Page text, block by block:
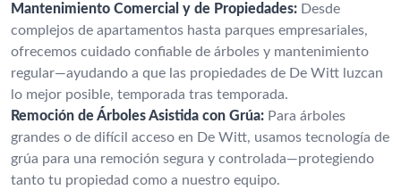
Mantenimiento Comercial y de Propiedades: Desde
complejos de apartamentos hasta parques empresariales,
ofrecemos cuidado confiable de árboles y mantenimiento
regular—ayudando a que las propiedades de De Witt luzcan
lo mejor posible, temporada tras temporada.
Remoción de Árboles Asistida con Grúa: Para árboles
grandes o de difícil acceso en De Witt, usamos tecnología de
grúa para una remoción segura y controlada—protegiendo
tanto tu propiedad como a nuestro equipo.